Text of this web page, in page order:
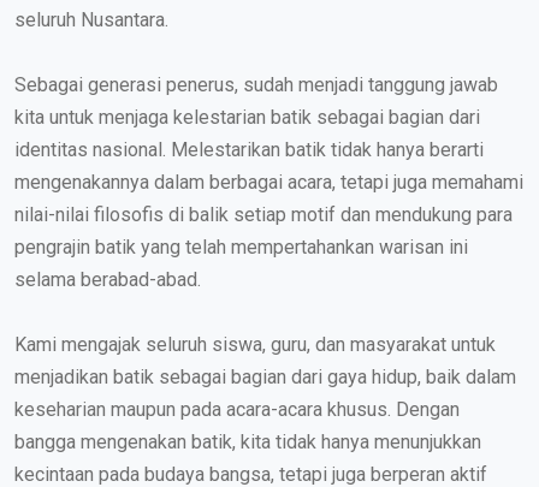
seluruh Nusantara.
Sebagai generasi penerus, sudah menjadi tanggung jawab
kita untuk menjaga kelestarian batik sebagai bagian dari
identitas nasional. Melestarikan batik tidak hanya berarti
mengenakannya dalam berbagai acara, tetapi juga memahami
nilai-nilai filosofis di balik setiap motif dan mendukung para
pengrajin batik yang telah mempertahankan warisan ini
selama berabad-abad.
Kami mengajak seluruh siswa, guru, dan masyarakat untuk
menjadikan batik sebagai bagian dari gaya hidup, baik dalam
keseharian maupun pada acara-acara khusus. Dengan
bangga mengenakan batik, kita tidak hanya menunjukkan
kecintaan pada budaya bangsa, tetapi juga berperan aktif